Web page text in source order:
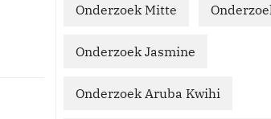
Onderzoek Mitte
Onderzoek Jasmine
Onderzoek Aruba Kwihi